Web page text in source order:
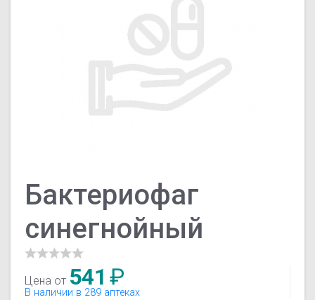
Бактериофаг
синегнойный
Цена от 541 ₽
В наличии в 289 аптеках